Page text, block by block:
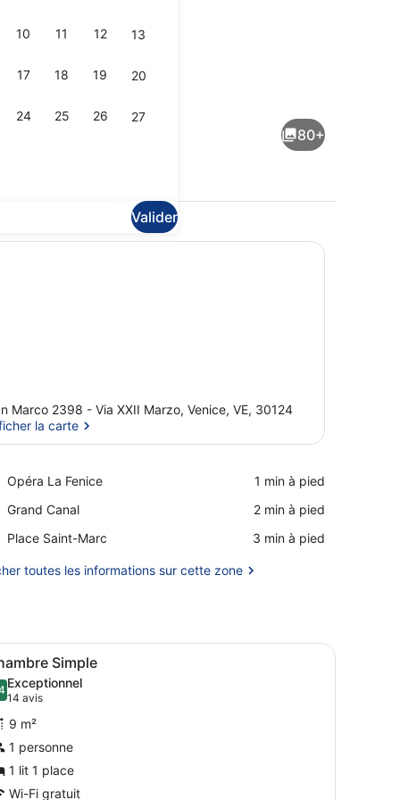
10 11 12 13
17 18 19 20
24 25 26 27
Valider
servis sur place Déjeuner et dîner servis sur place
80+
Marco 2398 - Via XXII Marzo, Venice, VE, 30124
la carte
Opéra La Fenice
Place,
La
‪1 min à pied‬
Grand Canal
Place,
Canal
‪2 min à pied‬
Place Saint-Marc
Place,
Saint-
‪3 min à pied‬
toutes les informations sur cette zone
lit, un bureau, une chaise, une petite table, un miroir, une
Chambre Simple | Minibar, coffres-forts
1 Simple
sur 10
Exceptionnel
14 avis
(14 avis)
9 m²
1 personne
1 lit 1 place
Wi-Fi gratuit